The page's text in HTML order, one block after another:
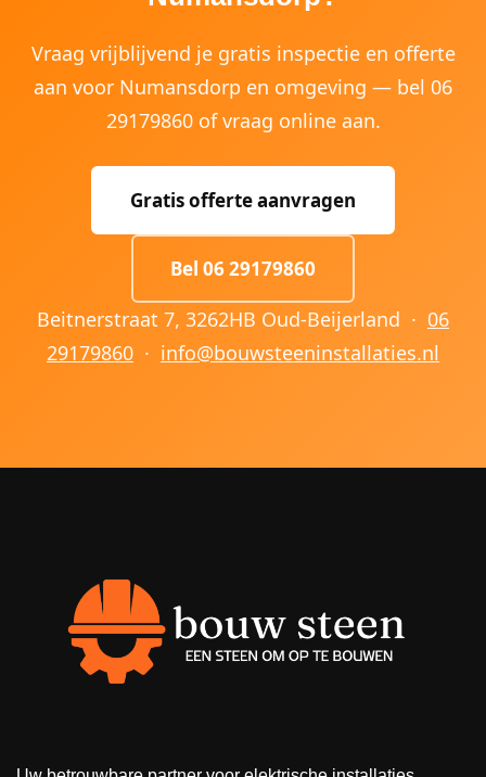
Vraag vrijblijvend je gratis inspectie en offerte
aan voor Numansdorp en omgeving — bel 06
29179860 of vraag online aan.
Gratis offerte aanvragen
Bel 06 29179860
Beitnerstraat 7, 3262HB Oud-Beijerland · 06
29179860 · info@bouwsteeninstallaties.nl